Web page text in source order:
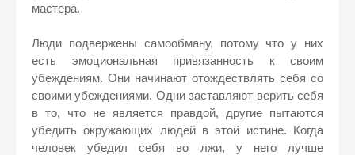
мастера.
Люди подвержены самообману, потому что у них
есть эмоциональная привязанность к своим
убеждениям. Они начинают отождествлять себя со
своими убеждениями. Одни заставляют верить себя
в то, что не является правдой, другие пытаются
убедить окружающих людей в этой истине. Когда
человек убедил себя во лжи, у него лучше